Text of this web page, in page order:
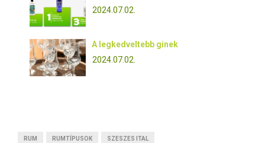
2024.07.02.
A legkedveltebb ginek
2024.07.02.
RUM RUMTÍPUSOK SZESZES ITAL